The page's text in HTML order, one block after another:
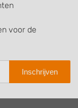
voor de
Inschrijven